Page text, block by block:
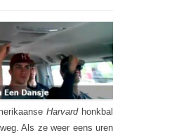
Harvardhonkbal
Als ze weer eens uren